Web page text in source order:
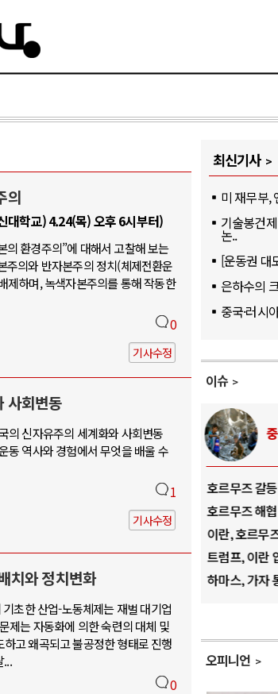
의
대학교) 4.24(목) 오후 6시부터)
의 환경주의”에 대해서 고찰해 보는
주의와 반자본주의 정치(체제전환운
제하며, 녹색자본주의를 통해 작동한
0
기사수정
사회변동
신자유주의 세계화와 사회변동
역사와 경험에서 무엇을 배울 수
1
기사수정
치와 정치변화
초한 산업-노동체제는 재벌 대기업
제는 자동화에 의한 숙련의 대체 및
고 왜곡되고 불공정한 형태로 진행
...
0
최신기사
미 재무부,
기술봉건
논..
[운동권 대
은하수의
중국·러시
이슈
중동 위기
등 격화, 트럼프 정치·경제 ..
해협 통행료를 철회한 트럼프
무즈 해협 봉쇄 선택한 배경
압박수단 한계 직면
통치권 이양으로 휴전 의지..
중국 AI, 저가
AI 국부펀드
AI 데이터센터
AI의 숨은 환
AI는 어떻게
오피니언